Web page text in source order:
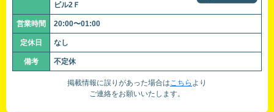
ビル2Ｆ
営業時間 20:00〜01:00
定休日 なし
備考 不定休
掲載情報に誤りがあった場合はこちら より
ご連絡をお願いいたします。